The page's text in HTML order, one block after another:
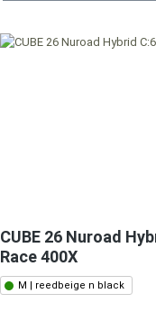
CUBE 26 Nuroad
Race 400X
M | reedbeige n black